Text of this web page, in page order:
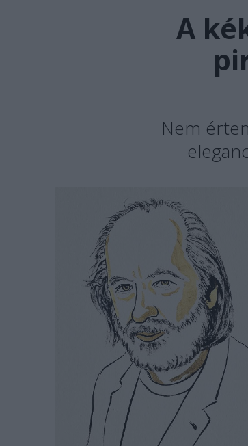
A
Nem